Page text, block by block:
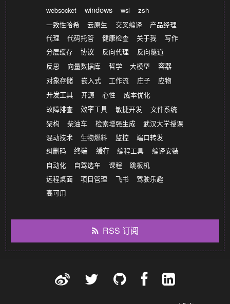
websocket
windows wsl
zsh
一致性哈希
云原生 交叉编译
产品经理
代理
代码托管 健康检查 关于我
写作
分层缓存
协议 反向代理
反向隧道
反思
向量数据库 哲学 大模型
容器
对象存储
嵌入式 工作流 庄子
应物
开发工具
开源 心性
成本优化
故障排查
效率工具 敏捷开发
文件系统
架构
柴油车 检索增强生成
武汉大学授课
混动技术
生物燃料 监控
端口转发
纠删码
终端 缓存 编程工具
编译安装
自动化
自驾选车 课程
跳板机
远程桌面
项目管理 飞书
驾驶乐趣
高可用
RSS 订阅